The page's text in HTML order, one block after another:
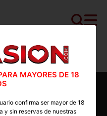
>Cádiz>
MAYORES DE 18
confirma ser mayor de 18
y sin reservas de nuestras